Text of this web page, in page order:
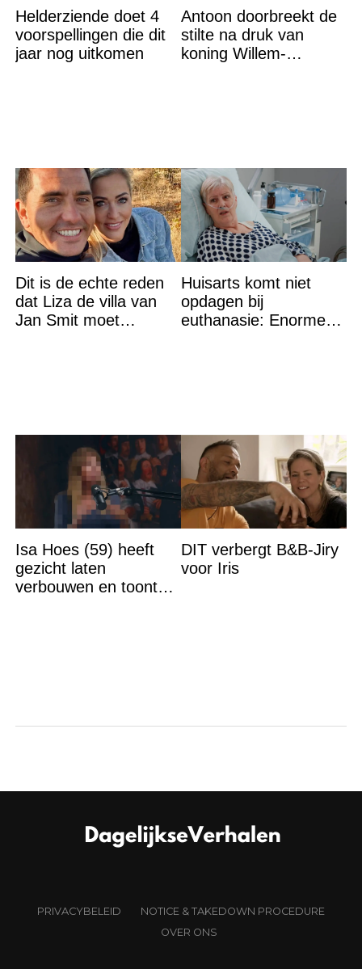
Helderziende doet 4
voorspellingen die dit
jaar nog uitkomen
Antoon doorbreekt de
stilte na druk van
koning Willem-
Dit is de echte reden
dat Liza de villa van
Jan Smit moet
Huisarts komt niet
opdagen bij
euthanasie: Enorme
Isa Hoes (59) heeft
gezicht laten
verbouwen en toont
DIT verbergt B&B-Jiry
voor Iris
PRIVACYBELEID
NOTICE & TAKEDOWN PROCEDURE
OVER ONS